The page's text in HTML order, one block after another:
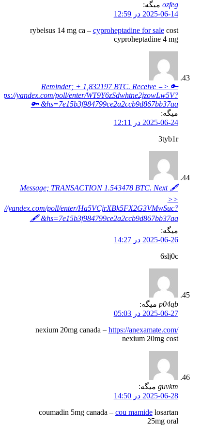
ozfeg میگه:
2025-06-14 در 12:59
rybelsus 14 mg ca – cyproheptadine for salecost
cyproheptadine 4 mg
🔑 Reminder; + 1,832197 BTC. Receive =>
yandex.com/poll/enter/WT9Y6zSdwhtne2jzowLw5V?
hs=7e15b3f984799ce2a2ccb9d867bb37aa& 🔑
میگه:
2025-06-24 در 12:11
3tyb1r
🖋 Message; TRANSACTION 1.543478 BTC. Next
>>
yandex.com/poll/enter/Ha5VCjrXBk5FX2G3VMwSuc?
hs=7e15b3f984799ce2a2ccb9d867bb37aa& 🖋
میگه:
2025-06-26 در 14:27
6slj0c
p04qb میگه:
2025-06-27 در 05:03
nexium 20mg canada – https://anexamate.com/
nexium 20mg cost
guvkm میگه:
2025-06-28 در 14:50
coumadin 5mg canada – cou mamidelosartan
25mg oral